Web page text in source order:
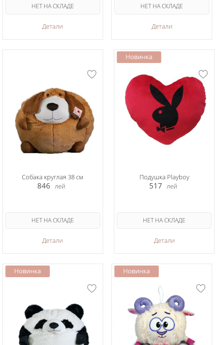
Детали
НЕТ НА СКЛАДЕ
Детали
НЕТ НА СКЛАДЕ
Собака круглая 38 см
846 лей
Детали
НЕТ НА СКЛАДЕ
Подушка Playboy
517 лей
Детали
НЕТ НА СКЛАДЕ